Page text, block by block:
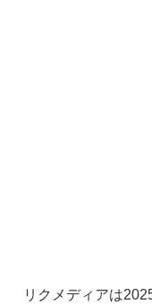
リクメディアは